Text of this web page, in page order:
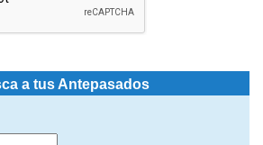
a tus Antepasados